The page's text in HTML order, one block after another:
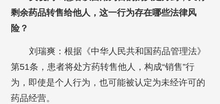
剩余药品转售给他人，这一行为存在哪些法律风
险？
刘瑞爽：根据《中华人民共和国药品管理法》
第51条，患者将处方药转售他人，构成“销售”行
为，即使是个人行为，也可能被认定为未经许可的
药品经营。